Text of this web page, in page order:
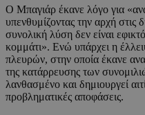
Ο Μπαγιάρ έκανε λόγο για
υπενθυμίζοντας την αρχή στις
συνολική λύση δεν είναι
κομμάτι». Ενώ υπάρχει η
πλευρών, στην οποία έκανε
της κατάρρευσης των
λανθασμένο και δημιουργεί
προβληματικές αποφάσεις.